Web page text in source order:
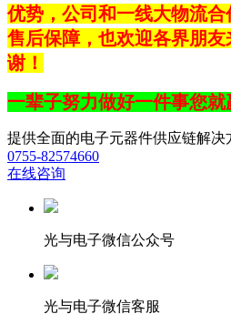
优势，公司和一线大物流合
售后保障，也欢迎各界朋
谢 ！
一辈子努力做好一件事您就
提供全面的电子元器件供应链解决
0755-82574660
在线咨询
光与电子微信公众号
光与电子微信客服